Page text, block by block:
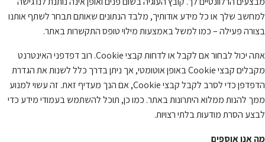
למחשב שלך או כל מידע אודותיך, מלבד הנתונים שאותם תבחר לשתף אותנו
בצורה פעילה – כמו למשל באמצעות מילוי טופס התקשרות באתר.
אתה יכול לבחור אם לקבל או לדחות קבצי Cookie. רוב דפדפני האינטרנט
מקבלים קבצי Cookie באופן אוטומטי, אך ניתן בדרך כלל לשנות את הגדרת
הדפדפן כדי לסרב לקבל קבצי Cookie, אם הנך מעדיף זאת. זה עשוי למנוע
ממך להנות ממלוא היתרונות באתר. כמו כן, תוכל להשתמש בעמודי מידע כדי
לבצע הסרת מודעות בלתי רצויות.
מה אנו אוספים